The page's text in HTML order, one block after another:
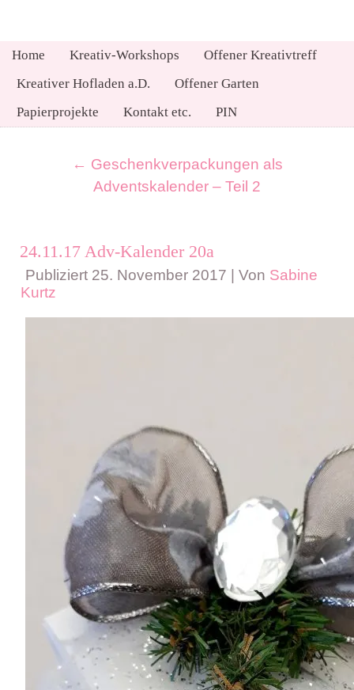
Home Kreativ-Workshops
Offener Kreativtreff
Kreativer Hofladen a.D.
Offener Garten
Papierprojekte
Kontakt etc. PIN
← Geschenkverpackungen als
Adventskalender – Teil 2
24.11.17 Adv-Kalender 20a
Publiziert 25. November 2017 Von Sabine
Kurtz